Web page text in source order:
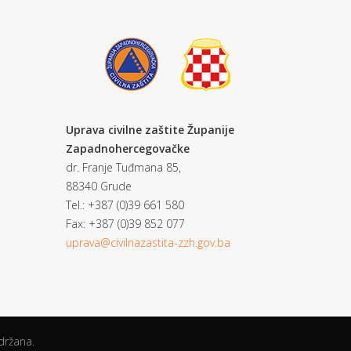
Uprava civilne zaštite Županije
Zapadnohercegovačke
dr. Franje Tuđmana 85,
88340 Grude
Tel.: +387 (0)39 661 580
Fax: +387 (0)39 852 077
uprava@civilnazastita-zzh.gov.ba